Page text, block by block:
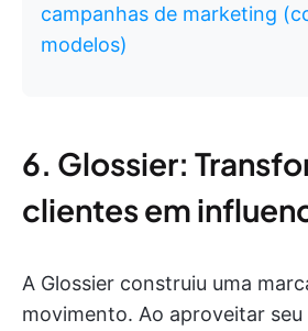
campanhas de marketing
modelos)
6. Glossier:
clientes em
A Glossier construiu uma
movimento. Ao aproveitar seu